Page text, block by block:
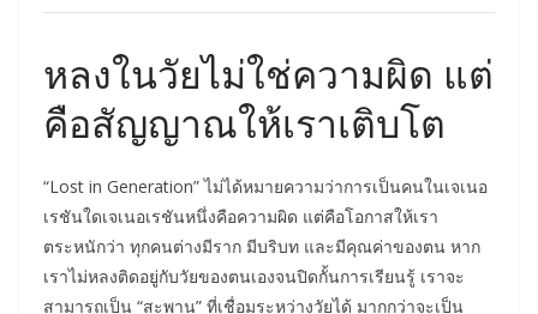
หลงในวัยไม่ใช่ความผิด แต่
คือสัญญาณให้เราเติบโต
“Lost in Generation” ไม่ได้หมายความว่าการเป็นคนในเจเนอ
เรชันใดเจเนอเรชันหนึ่งคือความผิด แต่คือโอกาสให้เรา
ตระหนักว่า ทุกคนต่างมีราก มีบริบท และมีคุณค่าของตน หาก
เราไม่หลงติดอยู่กับวัยของตนเองจนปิดกั้นการเรียนรู้ เราจะ
สามารถเป็น “สะพาน” ที่เชื่อมระหว่างวัยได้ มากกว่าจะเป็น